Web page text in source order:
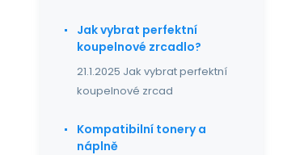
Jak vybrat perfektní
koupelnové zrcadlo?
21.1.2025 Jak vybrat perfektní
koupelnové zrcad
Kompatibilní tonery a
náplně